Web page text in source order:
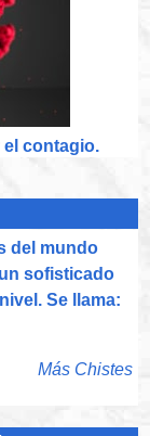
contagio.
del mundo
sofisticado
Se llama:
Más Chistes